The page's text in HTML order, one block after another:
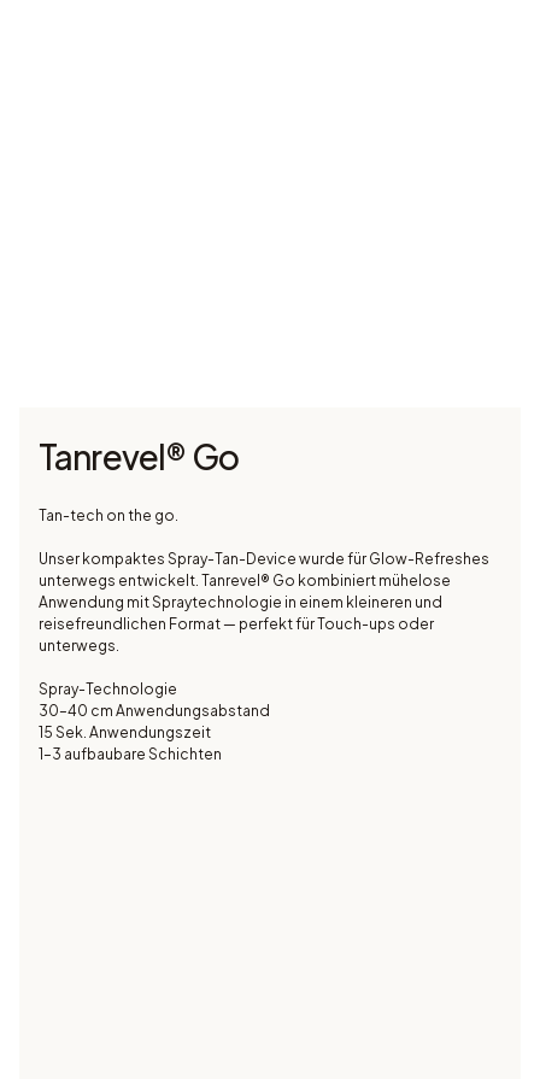
Tanrevel® Go
Tan-tech on the go.
Unser kompaktes Spray-Tan-Device wurde für Glow-Refreshes
unterwegs entwickelt. Tanrevel® Go kombiniert mühelose
Anwendung mit Spraytechnologie in einem kleineren und
reisefreundlichen Format — perfekt für Touch-ups oder
unterwegs.
Spray-Technologie
30–40 cm Anwendungsabstand
15 Sek. Anwendungszeit
1–3 aufbaubare Schichten